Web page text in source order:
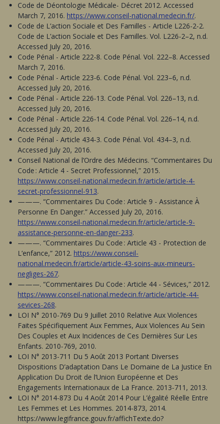
Code de Déontologie Médicale- Décret 2012. Accessed
March 7, 2016. https://www.conseil-national.medecin.fr/.
Code de L’action Sociale et Des Familles - Article L226-2-2.
Code de L’action Sociale et Des Familles. Vol. L226-2–2, n.d.
Accessed July 20, 2016.
Code Pénal - Article 222-8. Code Pénal. Vol. 222–8. Accessed
March 7, 2016.
Code Pénal - Article 223-6. Code Pénal. Vol. 223–6, n.d.
Accessed July 20, 2016.
Code Pénal - Article 226-13. Code Pénal. Vol. 226–13, n.d.
Accessed July 20, 2016.
Code Pénal - Article 226-14. Code Pénal. Vol. 226–14, n.d.
Accessed July 20, 2016.
Code Pénal - Article 434-3. Code Pénal. Vol. 434–3, n.d.
Accessed July 20, 2016.
Conseil National de l’Ordre des Médecins. “Commentaires Du
Code : Article 4 - Secret Professionnel,” 2015.
https://www.conseil-national.medecin.fr/article/article-4-
secret-professionnel-913.
———. “Commentaires Du Code : Article 9 - Assistance À
Personne En Danger.” Accessed July 20, 2016.
https://www.conseil-national.medecin.fr/article/article-9-
assistance-personne-en-danger-233.
———. “Commentaires Du Code : Article 43 - Protection de
L’enfance,” 2012. https://www.conseil-
national.medecin.fr/article/article-43-soins-aux-mineurs-
negliges-267.
———. “Commentaires Du Code : Article 44 - Sévices,” 2012.
https://www.conseil-national.medecin.fr/article/article-44-
sevices-268.
LOI N° 2010-769 Du 9 Juillet 2010 Relative Aux Violences
Faites Spécifiquement Aux Femmes, Aux Violences Au Sein
Des Couples et Aux Incidences de Ces Dernières Sur Les
Enfants. 2010-769, 2010.
LOI N° 2013-711 Du 5 Août 2013 Portant Diverses
Dispositions D’adaptation Dans Le Domaine de La Justice En
Application Du Droit de l’Union Européenne et Des
Engagements Internationaux de La France. 2013-711, 2013.
LOI N° 2014-873 Du 4 Août 2014 Pour L’égalité Réelle Entre
Les Femmes et Les Hommes. 2014-873, 2014.
https://www.legifrance.gouv.fr/affichTexte.do?